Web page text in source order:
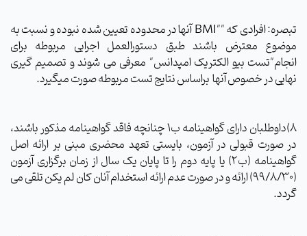
تبصره: افرادی که ""BMI آنها در محدوده تعیین شده نبوده و نسبت به
موضوع معترض باشند طبق دستورالعمل اجرایی مربوطه برای
انجام"تست بیو الکتریک امپدانس" معرفی می شوند و تصمیم گیری
نهایی در خصوص آنها براساس نتایج تست مربوطه صورت میگیرد.
8)داوطلبان دارای گواهینامه ب1 چنانچه فاقد گواهینامه مذکور باشند،
در صورت قبولی در آزمون، بایستی تعهد محضری مبنی بر ارائه اصل
گواهینامه (ب2) یا پایه دوم را تا پایان یک سال از زمان برگزاری آزمون
(99/8/30) ارائه و در صورت عدم ارائه استخدام آنان کان لم یکن تلقی می
گردد.